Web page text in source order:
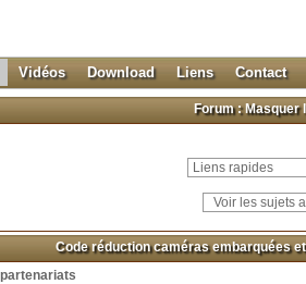
Vidéos Download Liens Contact
Forum : Masquer
Code réduction caméras embarquées